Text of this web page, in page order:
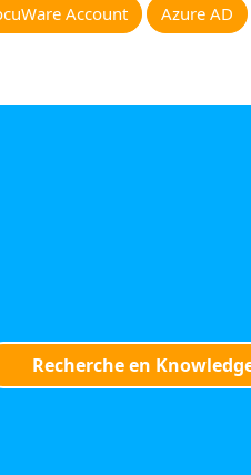
Account Azure AD
Recherche en